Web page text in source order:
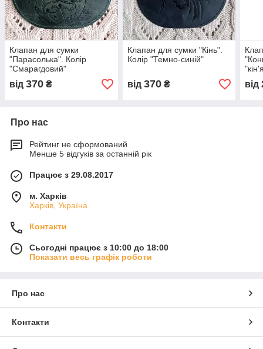
Клапан для сумки
"Парасолька". Колір
"Смарагдовий"
від 370 ₴
Клапан для сумки "Кiнь".
Колір "Темно-синій"
від 370₴ від
Про нас
Рейтинг не сформований
Менше 5 відгуків за останній рік
Працює з 29.08.2017
м. Харків
Харків, Україна
Контакти
Сьогодні працює з 10:00 до 18:00
Показати весь графік роботи
Про нас
Контакти